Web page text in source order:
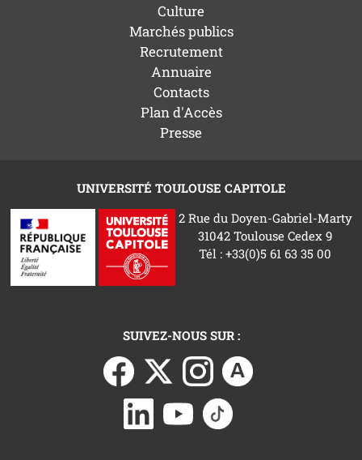
Culture
Marchés publics
Recrutement
Annuaire
Contacts
Plan d'Accès
Presse
UNIVERSITÉ TOULOUSE CAPITOLE
2 Rue du Doyen-Gabriel-Marty
31042 Toulouse Cedex 9
Tél : +33(0)5 61 63 35 00
SUIVEZ-NOUS SUR :